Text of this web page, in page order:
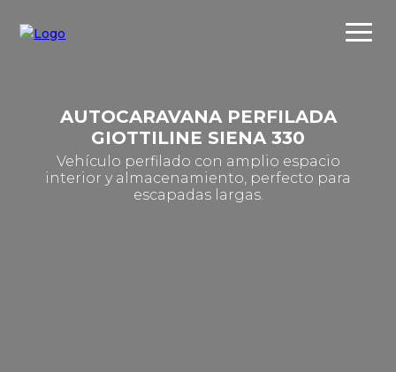
AUTOCARAVANA PERFILADA
GIOTTILINE SIENA 330
Vehículo perfilado con amplio espacio
interior y almacenamiento, perfecto para
escapadas largas.